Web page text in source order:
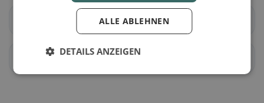
Bière
Bougy-Villars
ALLE ABLEHNEN
DETAILS ANZEIGEN